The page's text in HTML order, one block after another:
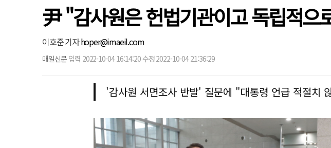
尹 "감사원은 헌법기관이고 독립적으
이호준 기자hoper@imaeil.com
매일신문 입력 2022-10-04 16:14:20 수정 2022-10-04 21:36:29
'감사원 서면조사 반발' 질문에 "대통령 언급 적절치